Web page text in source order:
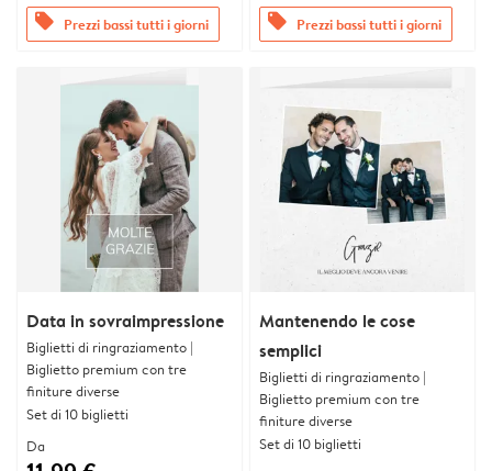
offers Prezzi bassi tutti i giorni offers Prezzi bassi tutti i giorni
Data in sovraimpressione
Biglietti di ringraziamento |
Biglietto premium con tre
finiture diverse
Set di 10 biglietti
Da
Mantenendo le cose
semplici
Biglietti di ringraziamento |
Biglietto premium con tre
finiture diverse
Set di 10 biglietti